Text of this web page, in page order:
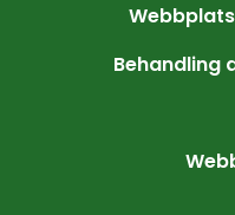
Behandling